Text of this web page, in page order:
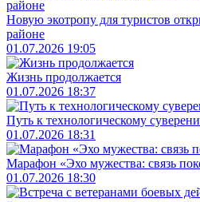
Новую экотропу для туристов
районе
01.07.2026 19:05
Жизнь продолжается
01.07.2026 18:37
Путь к технологическому
01.07.2026 18:31
Марафон «Эхо мужества: связь
01.07.2026 18:30